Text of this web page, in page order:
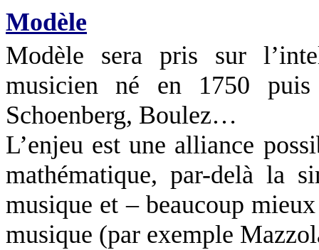
Modèle
Modèle sera pris sur
musicien né en 1750 puis
Schoenberg, Boulez…
L’enjeu est une alliance
mathématique, par-delà la
musique et – beaucoup
musique (par exemple